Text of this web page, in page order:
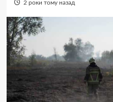
2 роки тому назад